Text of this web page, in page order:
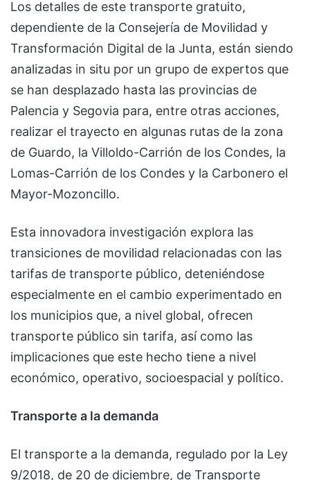
Los detalles de este transporte gratuito,
dependiente de la Consejería de Movilidad y
Transformación Digital de la Junta, están siendo
analizadas in situ por un grupo de expertos que
se han desplazado hasta las provincias de
Palencia y Segovia para, entre otras acciones,
realizar el trayecto en algunas rutas de la zona
de Guardo, la Villoldo-Carrión de los Condes, la
Lomas-Carrión de los Condes y la Carbonero el
Mayor-Mozoncillo.
Esta innovadora investigación explora las
transiciones de movilidad relacionadas con las
tarifas de transporte público, deteniéndose
especialmente en el cambio experimentado en
los municipios que, a nivel global, ofrecen
transporte público sin tarifa, así como las
implicaciones que este hecho tiene a nivel
económico, operativo, socioespacial y político.
Transporte a la demanda
El transporte a la demanda, regulado por la Ley
9/2018, de 20 de diciembre, de Transporte